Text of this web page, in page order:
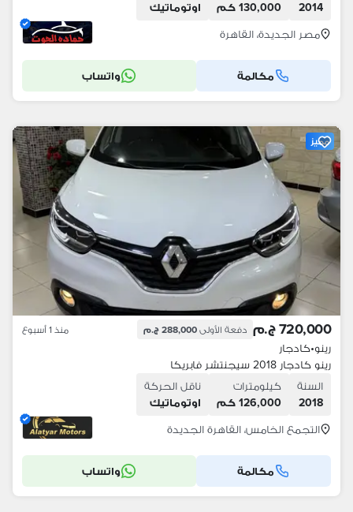
2014 130,000 كم
اوتوماتيك
مصر الجديدة، القاهرة
مكالمة واتساب
مميز
720,000 ج.م دفعة الأولى 288,000 ج.م منذ 1 أسبوع
رينو•كادجار
رينو كادجار 2018 سيجنتشر فابريكا
السنة
2018
كيلومترات
126,000 كم
ناقل الحركة
اوتوماتيك
التجمع الخامس، القاهرة الجديدة
مكالمة واتساب